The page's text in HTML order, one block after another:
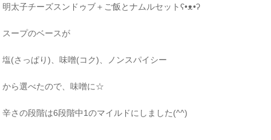
明太子チーズスンドゥブ＋ご飯とナムルセットʕ•ᴥ•ʔ
スープのベースが
塩(さっぱり)、味噌(コク)、ノンスパイシー
から選べたので、味噌に☆
辛さの段階は6段階中1のマイルドにしました(^^)